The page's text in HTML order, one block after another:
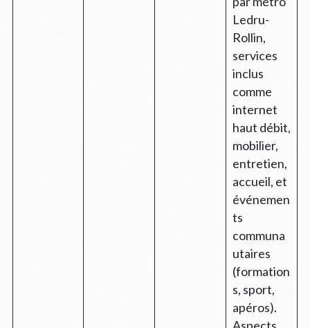
Ledru-
Rollin,
services
inclus
comme
internet
haut débit,
mobilier,
entretien,
accueil, et
événemen
ts
communa
utaires
(formation
s, sport,
apéros).